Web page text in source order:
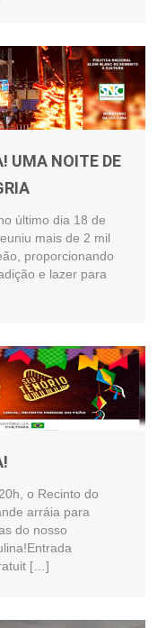
último dia 18 de
mais de 2 mil
proporcionando
e lazer para
o Recinto do
arráia para
do nosso
[…]